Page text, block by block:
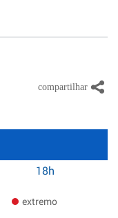
18h
extremo